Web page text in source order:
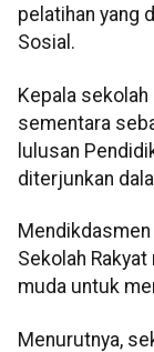
pelatihan yang
Sosial.
Kepala
sementara
lulusan
diterjunkan
Sekolah
muda untuk
Menurutnya,